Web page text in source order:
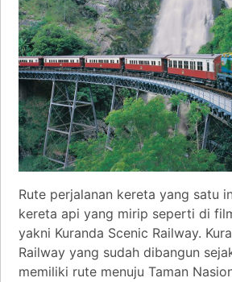
Rute perjalanan kereta yang satu
kereta api yang mirip seperti di
yakni Kuranda Scenic Railway.
Railway yang sudah dibangun
memiliki rute menuju Taman